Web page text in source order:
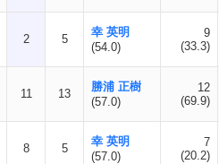
2 5
幸 英明
(54.0)
9
(33.3)
11 13
勝浦 正樹
(57.0)
12
(69.9)
8 5
幸 英明
(57.0)
7
(20.2)